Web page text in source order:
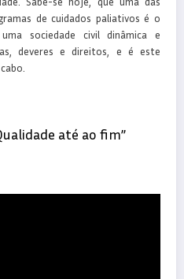
de cuidados paliativos é o
sociedade civil dinâmica e
deveres e direitos, e é este
até ao fim”